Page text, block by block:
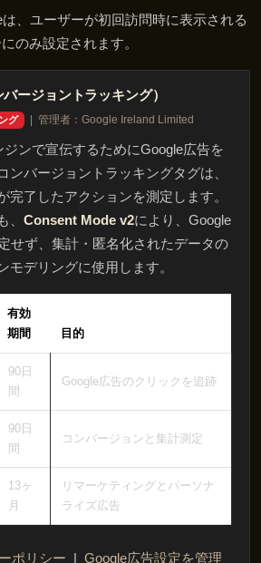
、ユーザーが初回訪問時に表示される
のみ設定されます。
ージョントラッキング）
グ | 管理者：Google Ireland Limited
ンで宣伝するためにGoogle広告を
ンバージョントラッキングタグは、
完了したアクションを測定します。
、 Consent Mode v2により、Google
せず、集計・匿名化されたデータの
モデリングに使用します。
有効
期間
目的
90日
間
Google広告のクリックを追跡
90日
間
コンバージョンと集計測定
13ヶ
月
リマーケティングとパーソナ
ライズ広告
ポリシー | Google広告設定を管理